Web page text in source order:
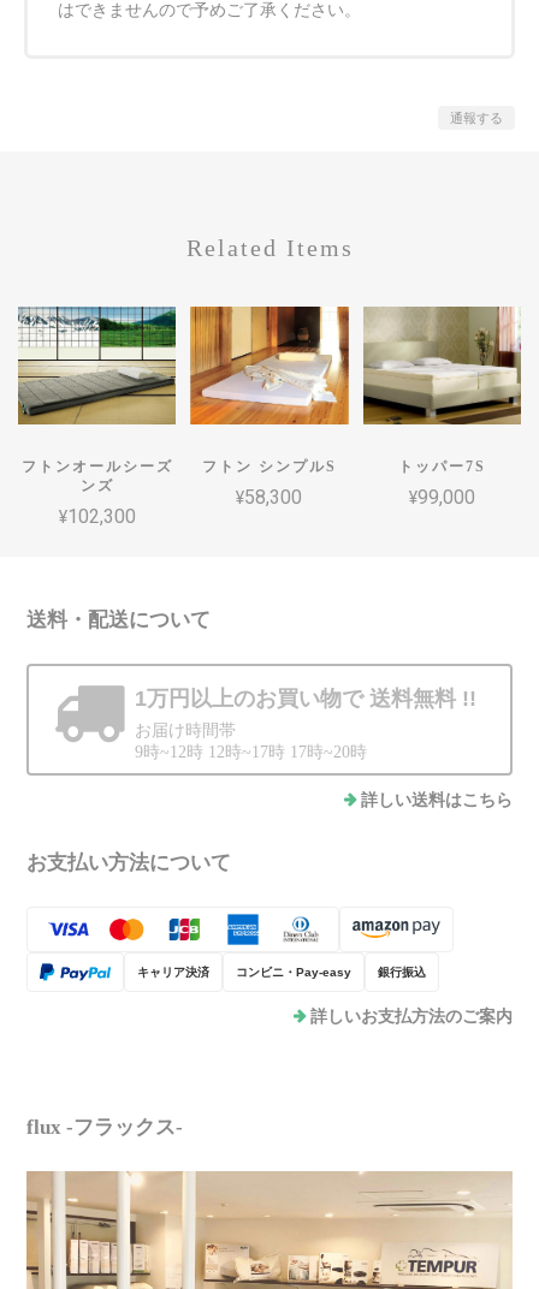
はできませんので予めご了承ください。
通報する
Related Items
フトンオールシーズ
ンズ
¥102,300
フトン シンプルS
¥58,300
トッパー7S
¥99,000
送料・配送について
1万円以上のお買い物で 送料無料 !!
お届け時間帯
9時~12時 12時~17時 17時~20時
詳しい送料はこちら
お支払い方法について
キャリア決済 コンビニ・Pay-easy 銀行振込
詳しいお支払方法のご案内
flux -フラックス-